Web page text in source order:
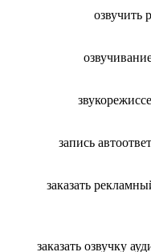
озвучить
запись
заказать
заказать озвучку